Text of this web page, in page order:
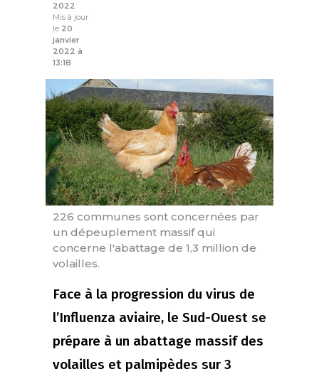
2022
Mis à jour
le 20
janvier
2022 à
13:18
226 communes sont concernées par
un dépeuplement massif qui
concerne l'abattage de 1,3 million de
volailles.
Face à la progression du virus de
l’Influenza aviaire, le Sud-Ouest se
prépare à un abattage massif des
volailles et palmipèdes sur 3